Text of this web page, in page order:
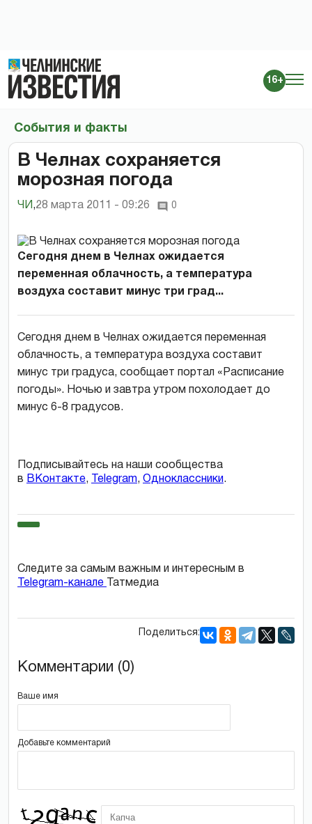
16+
События и факты
В Челнах сохраняется
морозная погода
ЧИ ,28 марта 2011 - 09:26 0
Сегодня днем в Челнах ожидается
переменная облачность, а температура
воздуха составит минус три град...
Сегодня днем в Челнах ожидается переменная
облачность, а температура воздуха составит
минус три градуса, сообщает портал «Расписание
погоды». Ночью и завтра утром похолодает до
минус 6-8 градусов.
Подписывайтесь на наши сообщества
в ВКонтакте, Telegram, Одноклассники.
Следите за самым важным и интересным в
Telegram-канале
Татмедиа
Поделиться:
Комментарии (0)
Ваше имя
Добавьте комментарий